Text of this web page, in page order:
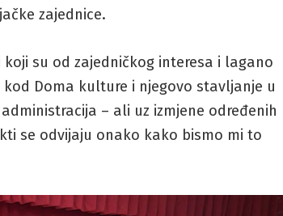
zajednice.
su od zajedničkog interesa i lagano
Doma kulture i njegovo stavljanje u
– ali uz izmjene određenih
se odvijaju onako kako bismo mi to